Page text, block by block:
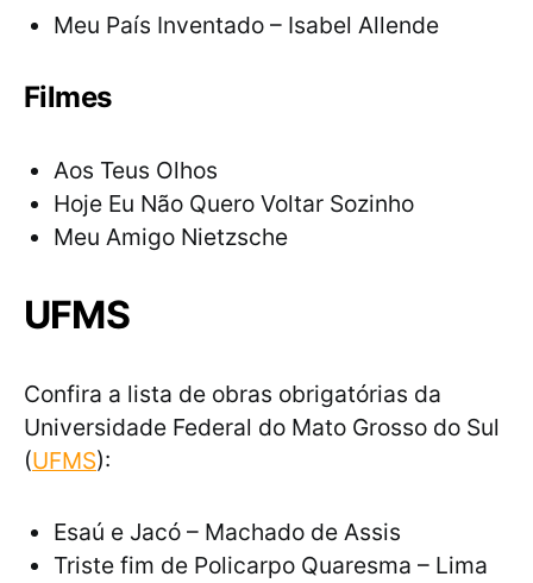
Meu País Inventado – Isabel Allende
Filmes
Aos Teus Olhos
Hoje Eu Não Quero Voltar Sozinho
Meu Amigo Nietzsche
UFMS
Confira a lista de obras obrigatórias da
Universidade Federal do Mato Grosso do Sul
(UFMS):
Esaú e Jacó – Machado de Assis
Triste fim de Policarpo Quaresma – Lima